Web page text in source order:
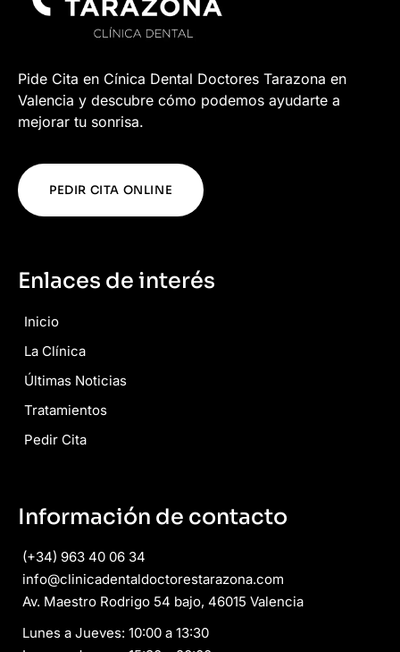
Pide Cita en Cínica Dental Doctores Tarazona en
Valencia y descubre cómo podemos ayudarte a
mejorar tu sonrisa.
PEDIR CITA ONLINE
Enlaces de interés
Inicio
La Clínica
Últimas Noticias
Tratamientos
Pedir Cita
Información de contacto
(+34) 963 40 06 34
info@clinicadentaldoctorestarazona.com
Av. Maestro Rodrigo 54 bajo, 46015 Valencia
Lunes a Jueves: 10:00 a 13:30